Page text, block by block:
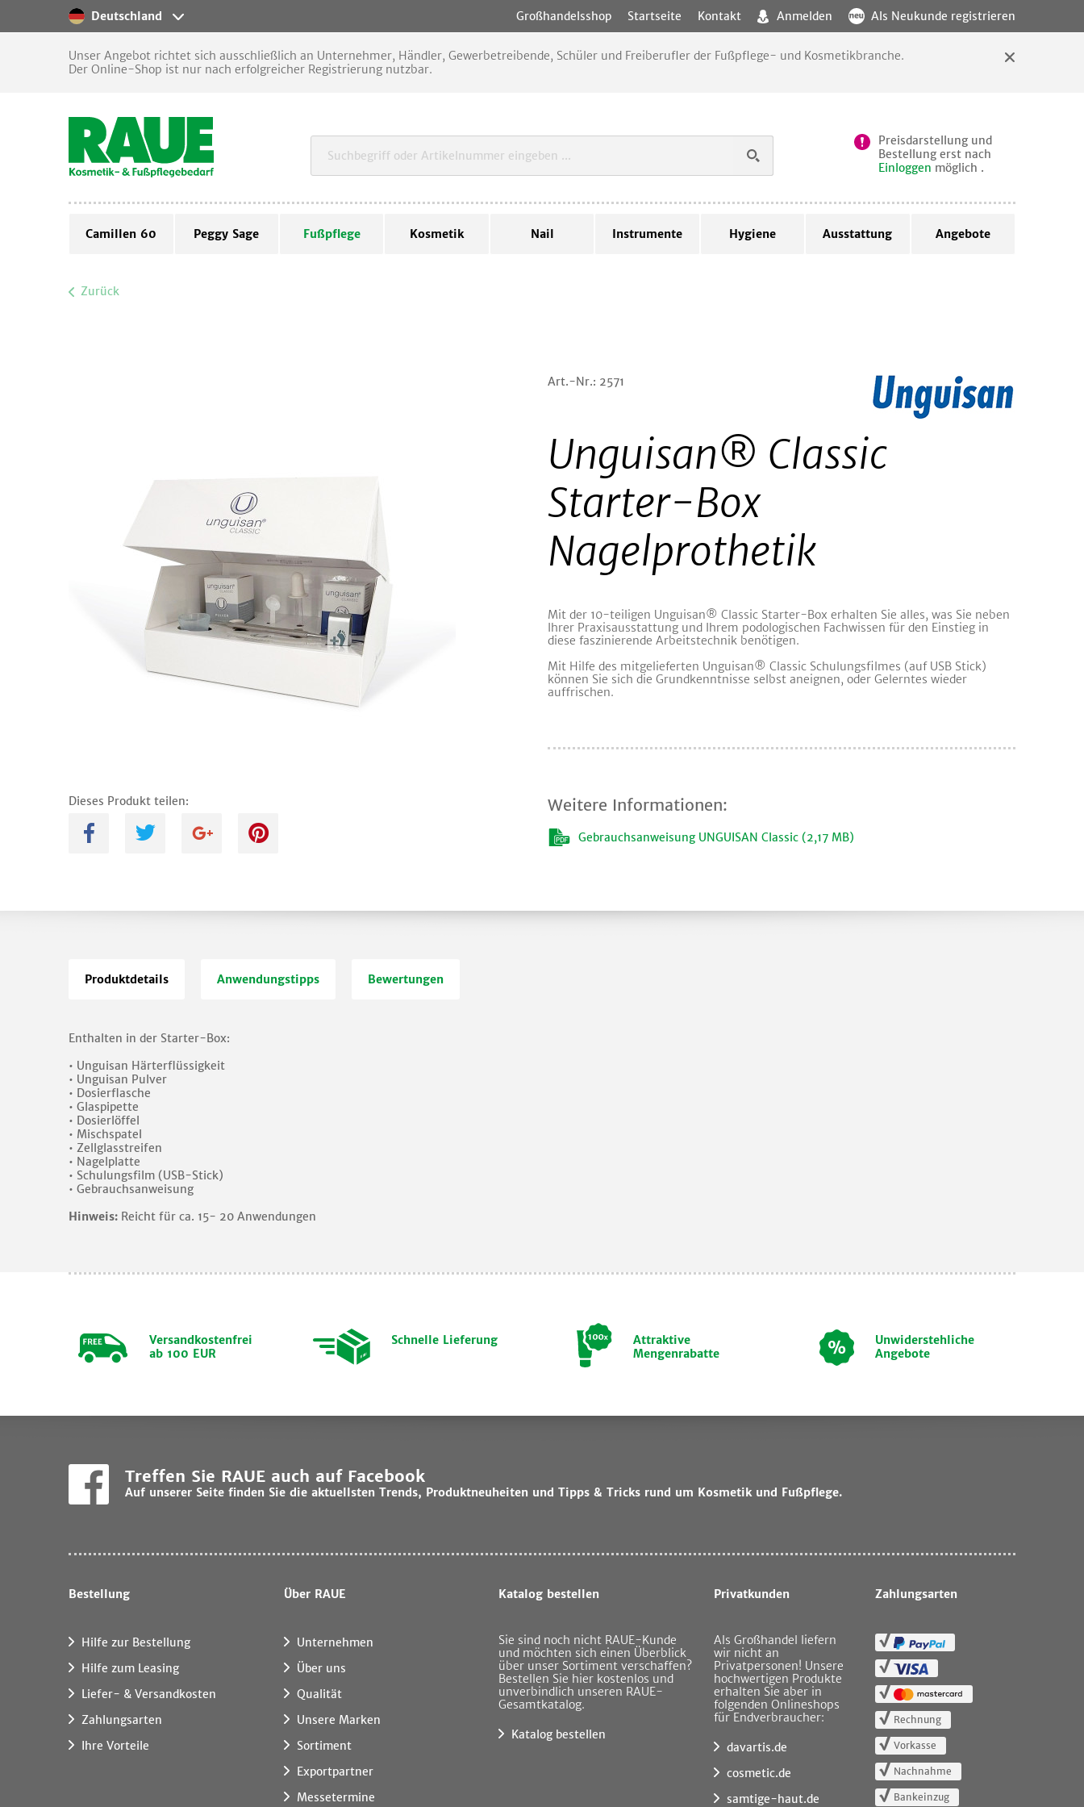
Deutschland Großhandelsshop Startseite Kontakt Anmelden Als Neukunde registrieren
Unser Angebot richtet sich ausschließlich an Unternehmer, Händler, Gewerbetreibende, Schüler und Freiberufler der Fußpflege- und Kosmetikbranche.
Der Online-Shop ist nur nach erfolgreicher Registrierung nutzbar.
Preisdarstellung und
Bestellung erst nach
Einloggen möglich .
Camillen 60 Peggy Sage Fußpflege Kosmetik Nail Instrumente Hygiene Ausstattung Angebote
Zurück
Dieses Produkt teilen:
A B C D
Art.-Nr.: 2571
Unguisan® Classic
Starter-Box
Nagelprothetik
Mit der 10-teiligen Unguisan® Classic Starter-Box erhalten Sie alles, was Sie neben
Ihrer Praxisausstattung und Ihrem podologischen Fachwissen für den Einstieg in
diese faszinierende Arbeitstechnik benötigen.
Mit Hilfe des mitgelieferten Unguisan® Classic Schulungsfilmes (auf USB Stick)
können Sie sich die Grundkenntnisse selbst aneignen, oder Gelerntes wieder
auffrischen.
Weitere Informationen:
Gebrauchsanweisung UNGUISAN Classic (2,17 MB)
Produktdetails Anwendungstipps Bewertungen
Enthalten in der Starter-Box:
• Unguisan Härterflüssigkeit
• Unguisan Pulver
• Dosierflasche
• Glaspipette
• Dosierlöffel
• Mischspatel
• Zellglasstreifen
• Nagelplatte
• Schulungsfilm (USB-Stick)
• Gebrauchsanweisung
Hinweis: Reicht für ca. 15- 20 Anwendungen
Versandkostenfrei
ab 100 EUR
Schnelle Lieferung
Attraktive
Mengenrabatte
Unwiderstehliche
Angebote
Treffen Sie RAUE auch auf Facebook
Auf unserer Seite finden Sie die aktuellsten Trends, Produktneuheiten und Tipps & Tricks rund um Kosmetik und Fußpflege.
Bestellung
Hilfe zur Bestellung
Hilfe zum Leasing
Liefer- & Versandkosten
Zahlungsarten
Ihre Vorteile
Über RAUE
Unternehmen
Über uns
Qualität
Unsere Marken
Sortiment
Exportpartner
Messetermine
Katalog bestellen
Sie sind noch nicht RAUE-Kunde
und möchten sich einen Überblick
über unser Sortiment verschaffen?
Bestellen Sie hier kostenlos und
unverbindlich unseren RAUE-
Gesamtkatalog.
Katalog bestellen
Privatkunden
Als Großhandel liefern
wir nicht an
Privatpersonen! Unsere
hochwertigen Produkte
erhalten Sie aber in
folgenden Onlineshops
für Endverbraucher:
davartis.de
cosmetic.de
samtige-haut.de
Zahlungsarten
Rechnung
Vorkasse
Nachnahme
Bankeinzug